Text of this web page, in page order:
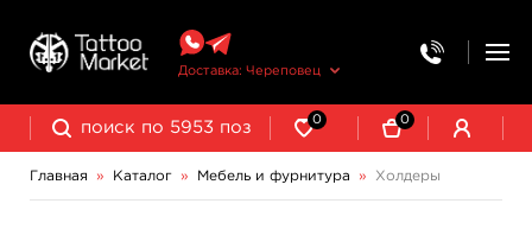
Доставка: Череповец
0 0
Главная » Каталог » Мебель и фурнитура » Холдеры